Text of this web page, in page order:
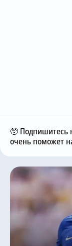
🥺 Подпишитесь
очень поможет